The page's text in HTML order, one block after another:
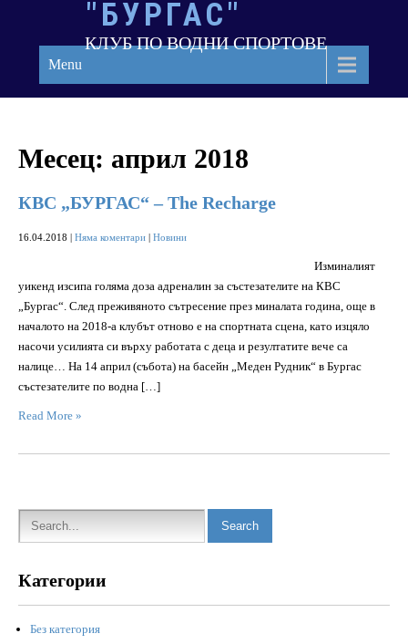
"БУРГАС"
КЛУБ ПО ВОДНИ СПОРТОВЕ
Menu
Месец: април 2018
КВС „БУРГАС“ – The Recharge
16.04.2018 | Няма коментари | Новини
Изминалият
уикенд изсипа голяма доза адреналин за състезателите на КВС
„Бургас“. След преживяното сътресение през миналата година, още в
началото на 2018-а клубът отново е на спортната сцена, като изцяло
насочи усилията си върху работата с деца и резултатите вече са
налице… На 14 април (събота) на басейн „Меден Рудник“ в Бургас
състезателите по водна […]
Read More »
Категории
Без категория